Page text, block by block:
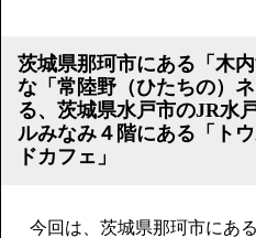
リンク集
顧問契約について
講演のご案内
武田正男の独り言
茨城県那珂市にある「木
な「常陸野（ひたちの）
る、茨城県水戸市のJR水
ルみなみ４階にある「ト
ドカフェ」
今回は、茨城県那珂市にあ